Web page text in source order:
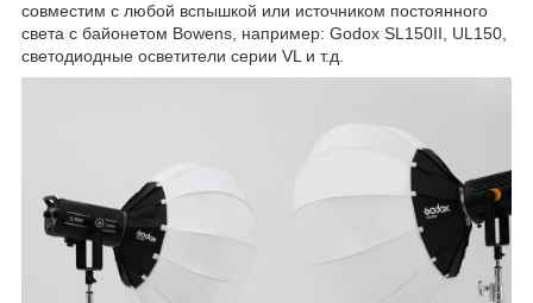
совместим с любой вспышкой или источником постоянного
света с байонетом Bowens, например: Godox SL150II, UL150,
светодиодные осветители серии VL и т.д.